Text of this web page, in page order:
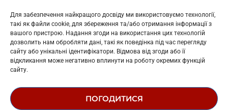
Для забезпечення найкращого досвіду ми використовуємо технології,
такі як файли cookie, для збереження та/або отримання інформації з
вашого пристрою. Надання згоди на використання цих технологій
дозволить нам обробляти дані, такі як поведінка під час перегляду
сайту або унікальні ідентифікатори. Відмова від згоди або її
відкликання може негативно вплинути на роботу окремих функцій
сайту.
ПОГОДИТИСЯ
Косів: L11-01805
Гарасимів: L11-02274